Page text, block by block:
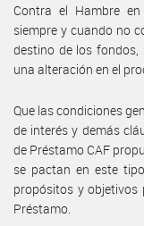
Contra el Hambre en
siempre y cuando no
destino de los
una alteración en el
Que las condiciones
de interés y demás
de Préstamo CAF
se pactan en este
propósitos y objetivos
Préstamo.